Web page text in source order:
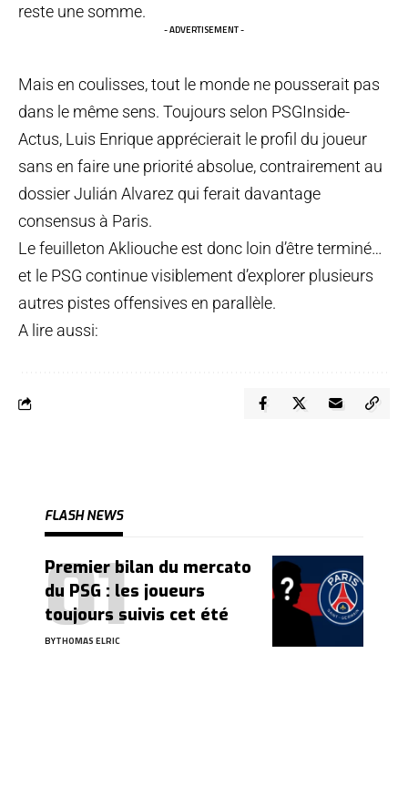
reste une somme.
- ADVERTISEMENT -
Mais en coulisses, tout le monde ne pousserait pas
dans le même sens. Toujours selon PSGInside-
Actus, Luis Enrique apprécierait le profil du joueur
sans en faire une priorité absolue, contrairement au
dossier Julián Alvarez qui ferait davantage
consensus à Paris.
Le feuilleton Akliouche est donc loin d’être terminé…
et le PSG continue visiblement d’explorer plusieurs
autres pistes offensives en parallèle.
A lire aussi:
FLASH NEWS
Premier bilan du mercato
du PSG : les joueurs
toujours suivis cet été
BYTHOMAS ELRIC